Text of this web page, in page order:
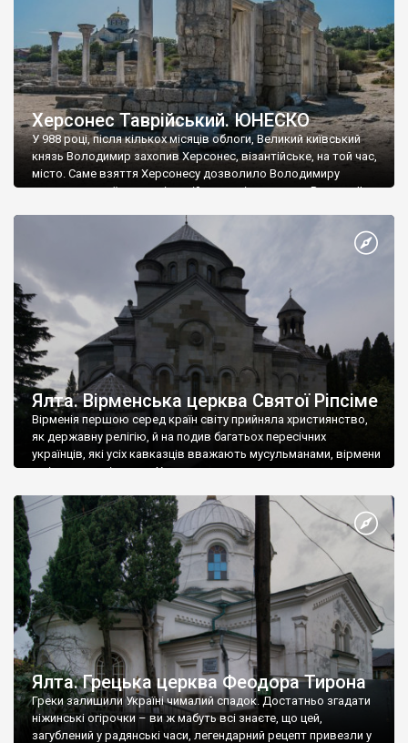
Херсонес Таврійський. ЮНЕСКО
У 988 році, після кількох місяців облоги, Великий київський
князь Володимир захопив Херсонес, візантійське, на той час,
місто. Саме взяття Херсонесу дозволило Володимиру
диктувати свої умови візантійському імператору Василю ІІ, та
Херсонесі Володимир-язичник, став Василем-християнином.
А потім було Хрещення Русі. На честь Херсонесу Таврійського
Ялта. Вірменська церква Святої Ріпсіме
Вірменія першою серед країн світу прийняла християнство,
як державну релігію, й на подив багатьох пересічних
українців, які усіх кавказців вважають мусульманами, вірмени
є відданими вірянами Христа
Ялта. Грецька церква Феодора Тирона
Греки залишили Україні чималий спадок. Достатньо згадати
ніжинські огірочки – ви ж мабуть всі знаєте, що цей,
загублений у радянські часи, легендарний рецепт привезли у